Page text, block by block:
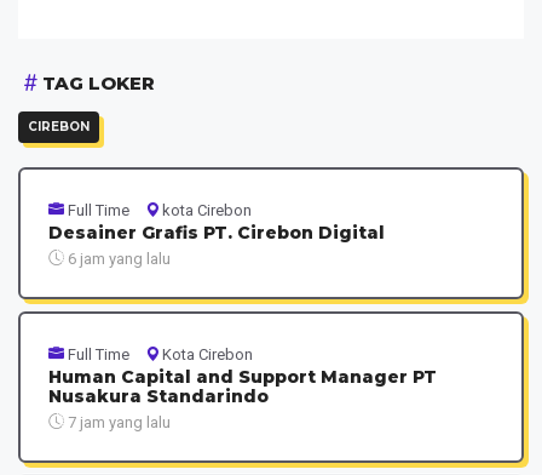
TAG LOKER
CIREBON
Full Time kota Cirebon
Desainer Grafis PT. Cirebon Digital
6 jam yang lalu
Full Time Kota Cirebon
Human Capital and Support Manager PT
Nusakura Standarindo
7 jam yang lalu